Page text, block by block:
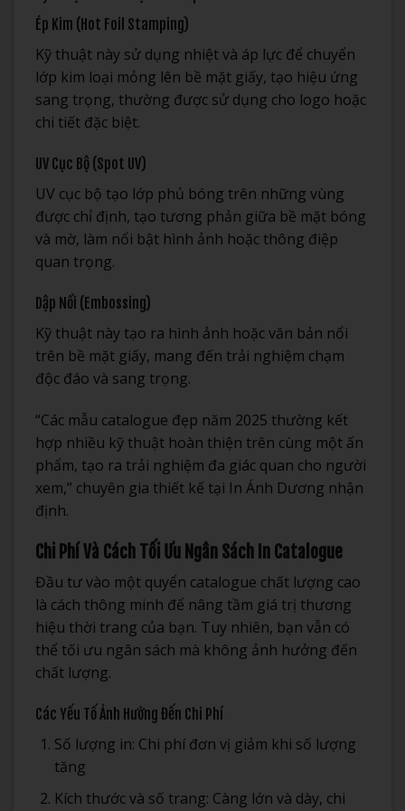
Ép Kim (Hot Foil Stamping)
Kỹ thuật này sử dụng nhiệt và áp lực để chuyển
lớp kim loại mỏng lên bề mặt giấy, tạo hiệu ứng
sang trọng, thường được sử dụng cho logo hoặc
chi tiết đặc biệt.
UV Cục Bộ (Spot UV)
UV cục bộ tạo lớp phủ bóng trên những vùng
được chỉ định, tạo tương phản giữa bề mặt bóng
và mờ, làm nổi bật hình ảnh hoặc thông điệp
quan trọng.
Dập Nổi (Embossing)
Kỹ thuật này tạo ra hình ảnh hoặc văn bản nổi
trên bề mặt giấy, mang đến trải nghiệm chạm
độc đáo và sang trọng.
“Các mẫu catalogue đẹp năm 2025 thường kết
hợp nhiều kỹ thuật hoàn thiện trên cùng một ấn
phẩm, tạo ra trải nghiệm đa giác quan cho người
xem,” chuyên gia thiết kế tại In Ánh Dương nhận
định.
Chi Phí Và Cách Tối Ưu Ngân Sách In Catalogue
Đầu tư vào một quyển catalogue chất lượng cao
là cách thông minh để nâng tầm giá trị thương
hiệu thời trang của bạn. Tuy nhiên, bạn vẫn có
thể tối ưu ngân sách mà không ảnh hưởng đến
chất lượng.
Các Yếu Tố Ảnh Hưởng Đến Chi Phí
Số lượng in: Chi phí đơn vị giảm khi số lượng
tăng
Kích thước và số trang: Càng lớn và dày, chi